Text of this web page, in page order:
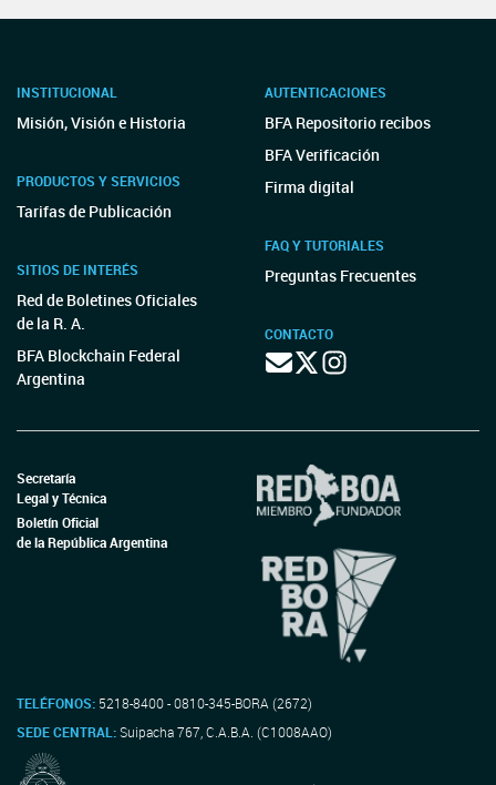
INSTITUCIONAL
Misión, Visión e Historia
PRODUCTOS Y SERVICIOS
Tarifas de Publicación
SITIOS DE INTERÉS
Red de Boletines Oficiales
de la R. A.
BFA Blockchain Federal
Argentina
AUTENTICACIONES
BFA Repositorio recibos
BFA Verificación
Firma digital
FAQ Y TUTORIALES
Preguntas Frecuentes
CONTACTO
Secretaría
Legal y Técnica
Boletín Oficial
de la República Argentina
TELÉFONOS: 5218-8400 - 0810-345-BORA (2672)
SEDE CENTRAL:Suipacha 767, C.A.B.A. (C1008AAO)